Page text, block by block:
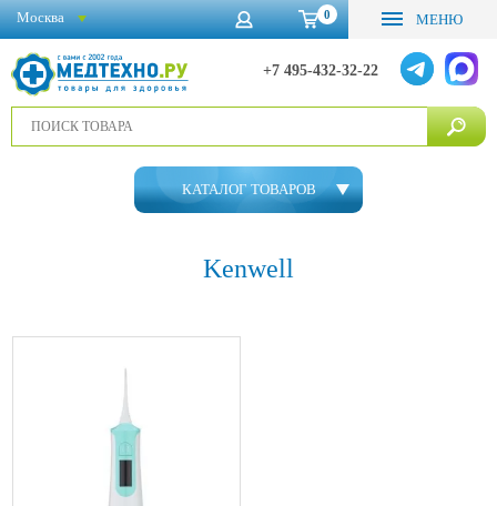
0 МЕНЮ
+7 495-432-32-22
Москва
КАТАЛОГ ТОВАРОВ
Kenwell